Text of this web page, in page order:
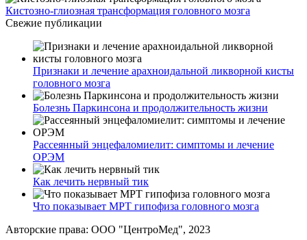
Кистозно-глиозная трансформация головного мозга
Свежие публикации
Признаки и лечение арахноидальной ликворной кисты
головного мозга
Болезнь Паркинсона и продолжительность жизни
Рассеянный энцефаломиелит: симптомы и лечение
ОРЭМ
Как лечить нервный тик
Что показывает МРТ гипофиза головного мозга
Авторские права: ООО "ЦентроМед", 2023